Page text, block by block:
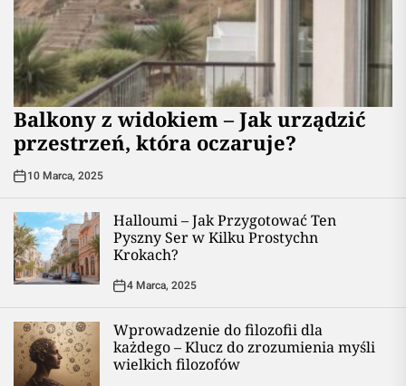
Balkony z widokiem – Jak urządzić
przestrzeń, która oczaruje?
10 Marca, 2025
Halloumi – Jak Przygotować Ten
Pyszny Ser w Kilku Prostychn
Krokach?
4 Marca, 2025
Wprowadzenie do filozofii dla
każdego – Klucz do zrozumienia myśli
wielkich filozofów